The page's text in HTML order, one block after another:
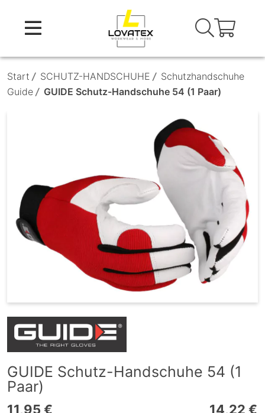
content
Start / SCHUTZ-HANDSCHUHE / Schutzhandschuhe
Guide / GUIDE Schutz-Handschuhe 54 (1 Paar)
GUIDE Schutz-Handschuhe 54 (1
Paar)
11,95 € 14,22 €